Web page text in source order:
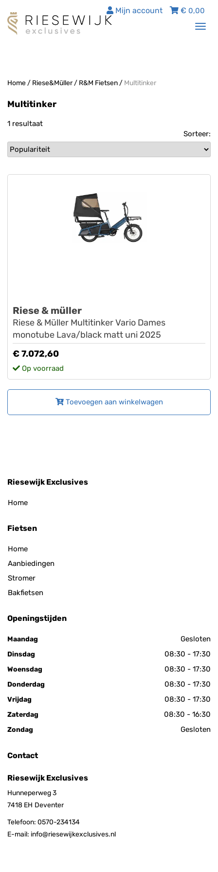
€ 0,00
Mijn account
Home/ Riese&Müller/ R&M Fietsen/ Multitinker
Multitinker
1 resultaat
Sorteer:
Riese & müller
Riese & Müller Multitinker Vario Dames
monotube Lava/black matt uni 2025
€ 7.072,60
Op voorraad
Toevoegen aan winkelwagen
Riesewijk Exclusives
Home
Fietsen
Home
Aanbiedingen
Stromer
Bakfietsen
Openingstijden
Maandag Gesloten
Dinsdag 08:30 - 17:30
Woensdag 08:30 - 17:30
Donderdag 08:30 - 17:30
Vrijdag 08:30 - 17:30
Zaterdag 08:30 - 16:30
Zondag Gesloten
Contact
Riesewijk Exclusives
Hunneperweg 3
7418 EH Deventer
Telefoon: 0570-234134
E-mail: info@riesewijkexclusives.nl